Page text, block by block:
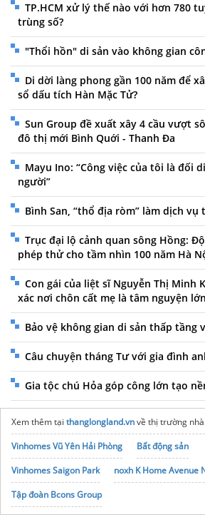
TP.HCM xử lý thế nào với hơn 780
trùng số?
"Thổi hồn" di sản vào không gian
Di dời làng phong gần 100 năm để
sổ dấu tích Hàn Mặc Tử?
Sun Group đề xuất xây 4 cầu vượt
đô thị mới Bình Quới - Thanh Đa
Mayu Ino: “Công việc của tôi là đối
người”
Bình San, “thổ địa ròm” làm dịch vụ
Trục đại lộ cảnh quan sông Hồng:
phép thử cho tầm nhìn 100 năm Hà
Con gái của liệt sĩ Nguyễn Thị Minh
xác nơi chôn cất mẹ là tâm nguyện
Bảo vệ không gian di sản thấp tầng
Câu chuyện tháng Tư với gia đình
Gia tộc chú Hỏa góp công lớn tạo
Xem thêm tại thanglongland.vnvề thị trường
Vinhomes Vũ Yên Hải Phòng
Bất động sản
Vinhomes Saigon Park
noxh K Home Avenue
Tập đoàn Bcons Group